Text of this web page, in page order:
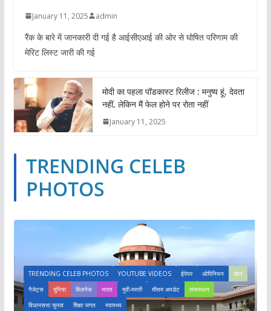
January 11, 2025 admin
रैंक के बारे में जानकारी दी गई है आईसीएआई की ओर से घोषित परिणाम की
मेरिट लिस्ट जारी की गई
मोदी का पहला पॉडकास्ट रिलीज : मनुष्य हूं, देवता
नहीं, लेकिन मैं फेल होने पर रोता नहीं
January 11, 2025
TRENDING CELEB
PHOTOS
TRENDING CELEB PHOTOS YOUTUBE VIDEOS ईपेपर ओपिनियन
खेल
गैजेट्स
दुनिया बिज़नेस भारत मूवी-मस्ती मौसम अपडेट
राजस्थान
विधानसभा चुनाव
शिक्षा जगत स्वास्थ्य